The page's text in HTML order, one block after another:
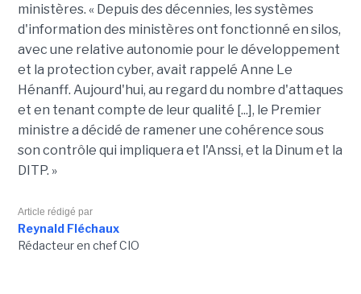
ministères. « Depuis des décennies, les systèmes
d'information des ministères ont fonctionné en silos,
avec une relative autonomie pour le développement
et la protection cyber, avait rappelé Anne Le
Hénanff. Aujourd'hui, au regard du nombre d'attaques
et en tenant compte de leur qualité [...], le Premier
ministre a décidé de ramener une cohérence sous
son contrôle qui impliquera et l'Anssi, et la Dinum et la
DITP. »
Article rédigé par
Reynald Fléchaux
Rédacteur en chef CIO